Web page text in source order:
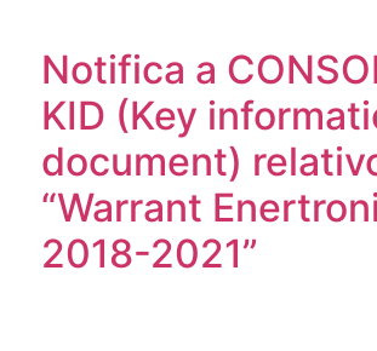
Notifica a
KID (Key
document)
“Warrant
2018-2021”